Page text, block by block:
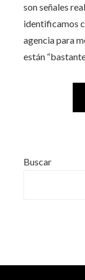
son señales
identificamos
agencia para
están
Buscar